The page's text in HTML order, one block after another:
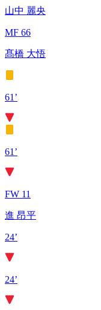
山中 麗央
MF 66
髙橋 大悟
61’
61’
FW 11
進 昂平
24’
24’